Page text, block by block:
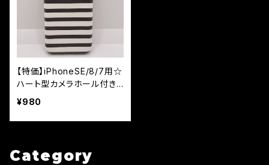
【特価】iPhoneSE/8/7用☆
ハート型カメラホール付き
ソフトケース ストライプ
¥980
Category